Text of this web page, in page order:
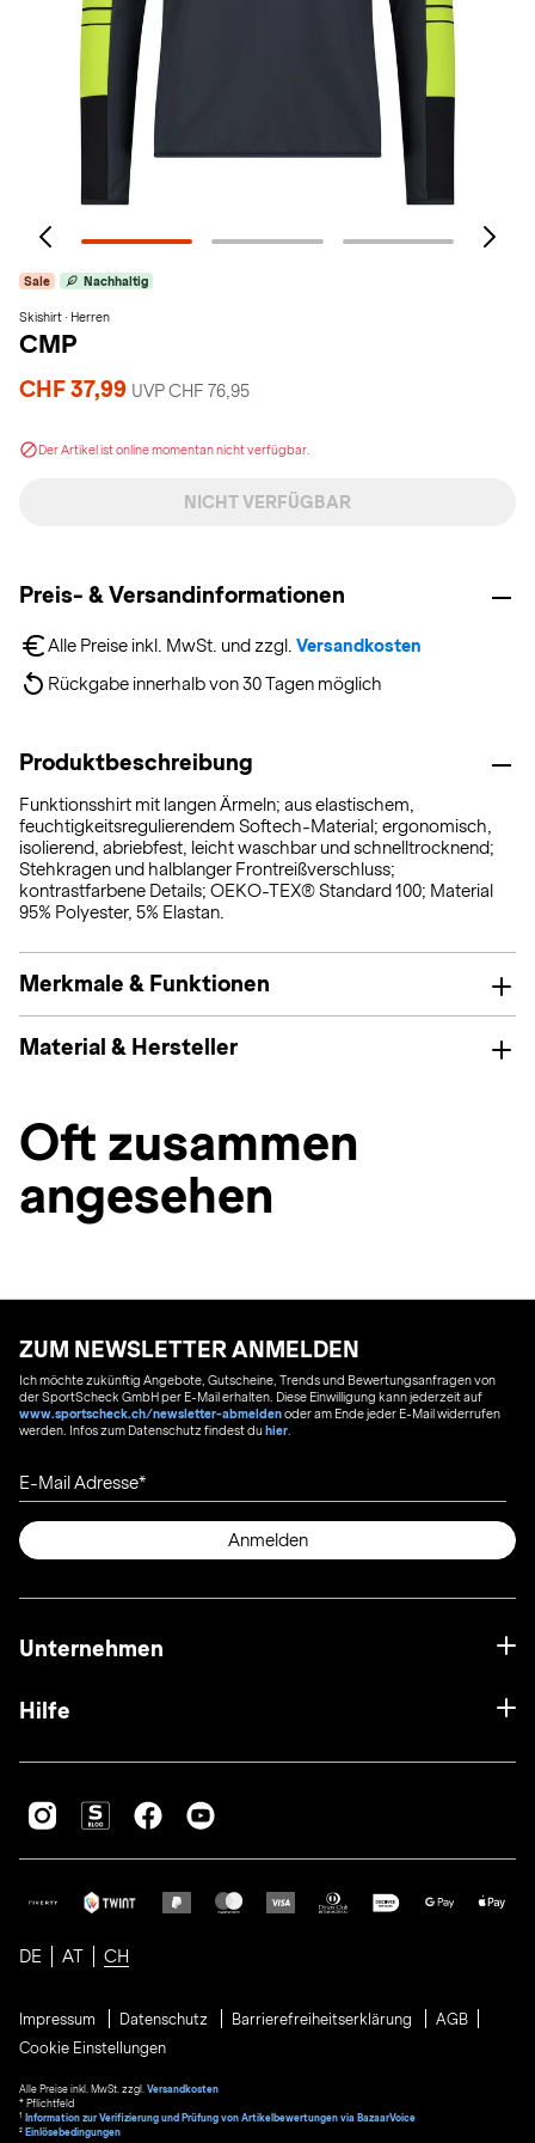
Sale Nachhaltig
Skishirt · Herren
CMP
CHF 37,99 UVP CHF 76,95
Der Artikel ist online momentan nicht verfügbar.
NICHT VERFÜGBAR
Preis- & Versandinformationen
Alle Preise inkl. MwSt. und zzgl. Versandkosten
Rückgabe innerhalb von 30 Tagen möglich
Produktbeschreibung
Funktionsshirt mit langen Ärmeln; aus elastischem,
feuchtigkeitsregulierendem Softech-Material; ergonomisch,
isolierend, abriebfest, leicht waschbar und schnelltrocknend;
Stehkragen und halblanger Frontreißverschluss;
kontrastfarbene Details; OEKO-TEX® Standard 100; Material
95% Polyester, 5% Elastan.
Merkmale & Funktionen
Material & Hersteller
Oft zusammen
angesehen
ZUM NEWSLETTER ANMELDEN
Ich möchte zukünftig Angebote, Gutscheine, Trends und Bewertungsanfragen von
der SportScheck GmbH per E-Mail erhalten. Diese Einwilligung kann jederzeit auf
www.sportscheck.ch/newsletter-abmeldenoder am Ende jeder E-Mail widerrufen
werden. Infos zum Datenschutz findest duhier
E-Mail Adresse
Anmelden
Unternehmen
Hilfe
DE AT CH
Impressum Datenschutz Barrierefreiheitserklärung
AGB
Cookie Einstellungen
Alle Preise inkl. MwSt. zzgl. Versandkosten
* Pflichtfeld
1
Information zur Verifizierung und Prüfung von Artikelbewertungen via BazaarVoice
² Einlösebedingungen